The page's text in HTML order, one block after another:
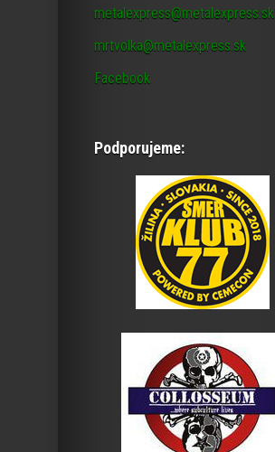
metalexpress@metalexpress.sk
mrtvolka@metalexpress.sk
Facebook
Podporujeme: